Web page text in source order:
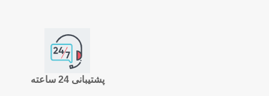
پشتیبانی 24 ساعته